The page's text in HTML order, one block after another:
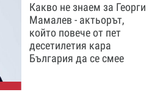
Какво не знаем за Георги
Мамалев - актьорът,
който повече от пет
десетилетия кара
България да се смее